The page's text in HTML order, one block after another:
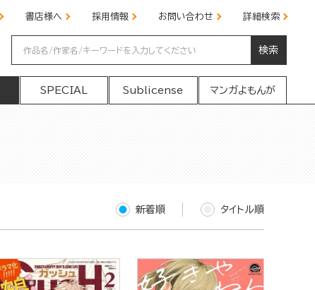
書店様へ 採用情報 お問い合わせ 詳細検索
検索
SPECIAL Sublicense マンガよもんが
新着順 タイトル順